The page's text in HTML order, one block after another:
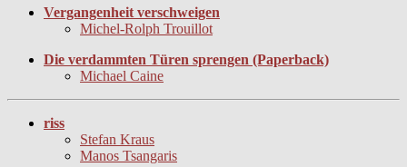
Vergangenheit verschweigen
Michel-Rolph Trouillot
Die verdammten Türen sprengen (Paperback)
Michael Caine
riss
Stefan Kraus
Manos Tsangaris